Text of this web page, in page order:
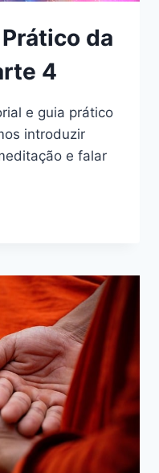
da
4
e guia prático
introduzir
e falar